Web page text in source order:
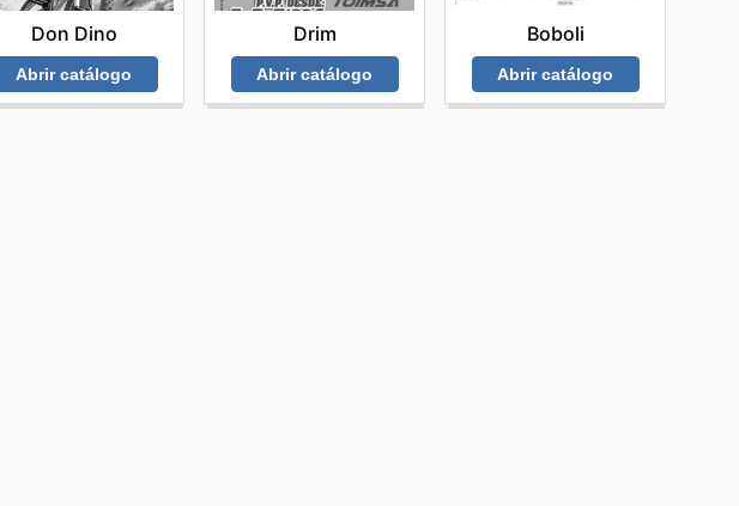
Don Dino
Abrir catálogo
Drim
Abrir catálogo
Boboli
Abrir catálogo